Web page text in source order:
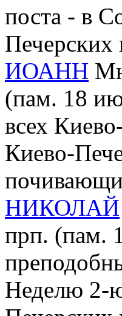
поста - в
ИОАНН
(пам. 18
всех
Киево-
НИКОЛАЙ
прп. (пам.
Неделю 2-